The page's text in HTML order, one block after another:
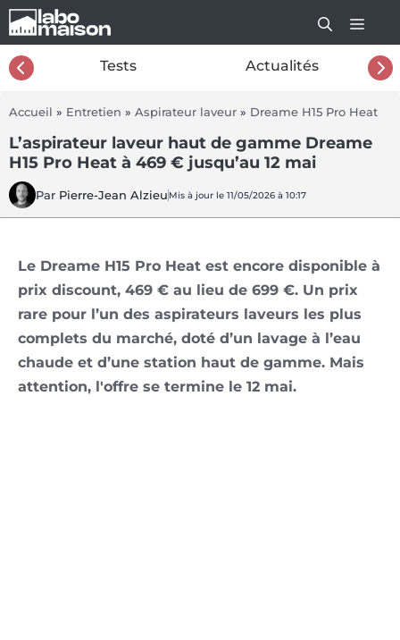
Aller
au
contenu
Tests Actualités
Accueil » Entretien » Aspirateur laveur » Dreame H15 Pro Heat
L’aspirateur laveur haut de gamme Dreame
H15 Pro Heat à 469 € jusqu’au 12 mai
Par Pierre-Jean Alzieu Mis à jour le 11/05/2026 à 10:17
Le Dreame H15 Pro Heat est encore disponible à
prix discount, 469 € au lieu de 699 €. Un prix
rare pour l’un des aspirateurs laveurs les plus
complets du marché, doté d’un lavage à l’eau
chaude et d’une station haut de gamme. Mais
attention, l'offre se termine le 12 mai.